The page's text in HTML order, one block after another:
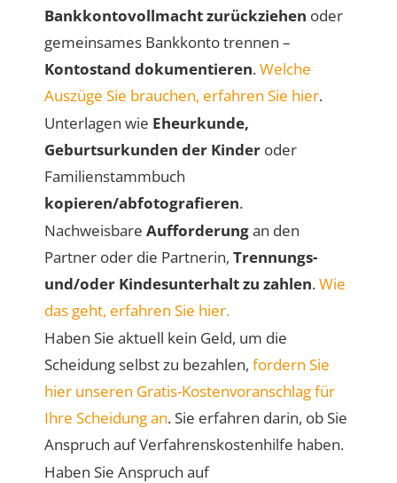
Bankkontovollmacht zurückziehen oder
gemeinsames Bankkonto trennen –
Kontostand dokumentieren.Welche
Auszüge Sie brauchen, erfahren Sie hier.
Unterlagen wie Eheurkunde,
Geburtsurkunden der Kinder oder
Familienstammbuch
kopieren/abfotografieren.
Nachweisbare Aufforderungan den
Partner oder die Partnerin, Trennungs-
und/oder Kindesunterhalt zu zahlen.Wie
das geht, erfahren Sie hier.
Haben Sie aktuell kein Geld, um die
Scheidung selbst zu bezahlen, fordern Sie
hier unseren Gratis-Kostenvoranschlag für
Ihre Scheidung an. Sie erfahren darin, ob Sie
Anspruch auf Verfahrenskostenhilfe haben.
Haben Sie Anspruch auf